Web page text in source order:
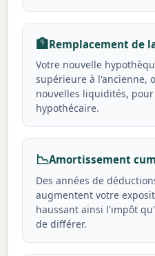
🏦Remplacement de
Votre nouvelle
supérieure à l'ancienne,
nouvelles liquidités,
hypothécaire.
📉Amortissement
Des années de
augmentent votre
haussant ainsi l'impôt
de différer.